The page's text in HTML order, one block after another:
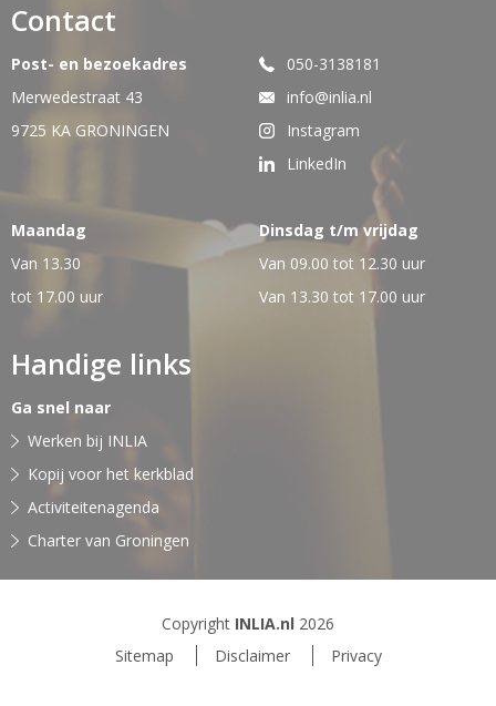
Contact
Post- en bezoekadres
Merwedestraat 43
9725 KA GRONINGEN
050-3138181
info@inlia.nl
Instagram
LinkedIn
Maandag
Van 13.30
tot 17.00 uur
Dinsdag t/m vrijdag
Van 09.00 tot 12.30 uur
Van 13.30 tot 17.00 uur
Handige links
Ga snel naar
Werken bij INLIA
Kopij voor het kerkblad
Activiteitenagenda
Charter van Groningen
Copyright INLIA.nl 2026
Sitemap
Disclaimer Privacy